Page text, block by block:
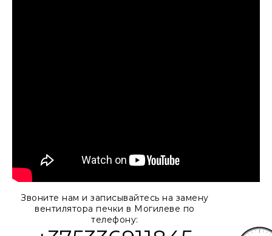
Звоните нам и записывайтесь на замену
вентилятора печки в Могилеве по
телефону: